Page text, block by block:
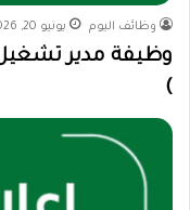
وظائف اليوم يونيو 20, 2026
وظيفة مدير
)